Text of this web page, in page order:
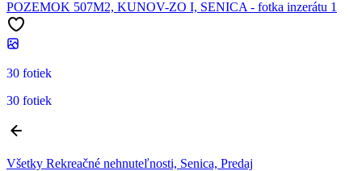
30 fotiek
30 fotiek
Všetky Rekreačné nehnuteľnosti, Senica, Predaj